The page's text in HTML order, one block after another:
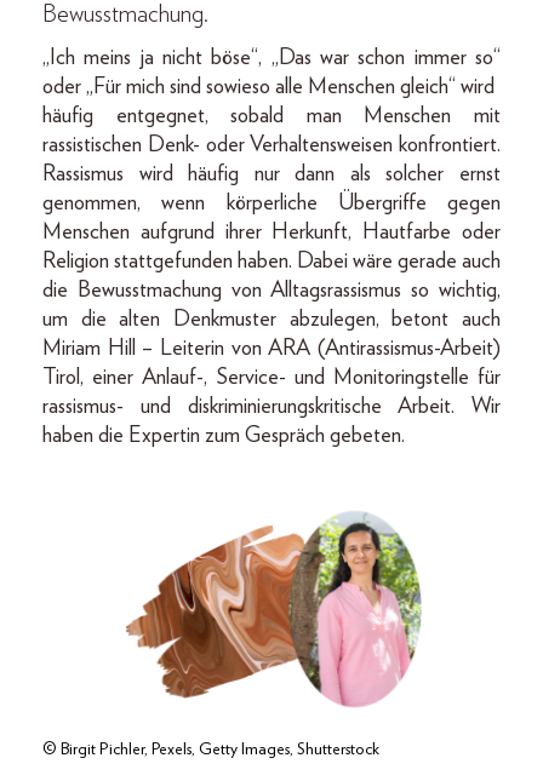
Bewusstmachung.
„Ich meins ja nicht böse“, „Das war schon immer so“
oder „Für mich sind sowieso alle Menschen gleich“ wird
häufig entgegnet, sobald man Menschen mit
rassistischen Denk- oder Verhaltensweisen konfrontiert.
Rassismus wird häufig nur dann als solcher ernst
genommen, wenn körperliche Übergriffe gegen
Menschen aufgrund ihrer Herkunft, Hautfarbe oder
Religion stattgefunden haben. Dabei wäre gerade auch
die Bewusstmachung von Alltagsrassismus so wichtig,
um die alten Denkmuster abzulegen, betont auch
Miriam Hill – Leiterin von ARA (Antirassismus-Arbeit)
Tirol, einer Anlauf-, Service- und Monitoringstelle für
rassismus- und diskriminierungskritische Arbeit. Wir
haben die Expertin zum Gespräch gebeten.
© Birgit Pichler, Pexels, Getty Images, Shutterstock